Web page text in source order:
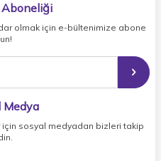
olmak için e-bültenimize abone
Medya
sosyal medyadan bizleri takip